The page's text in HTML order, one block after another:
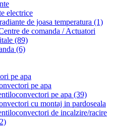
electrice
de joasa temperatura (1)
de comanda / Actuatori
(89)
(6)
pe apa
pe apa
pe apa (39)
cu montaj in pardoseala
de incalzire/racire